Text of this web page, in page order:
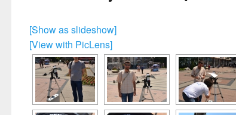
[Show as slideshow]
[View with PicLens]